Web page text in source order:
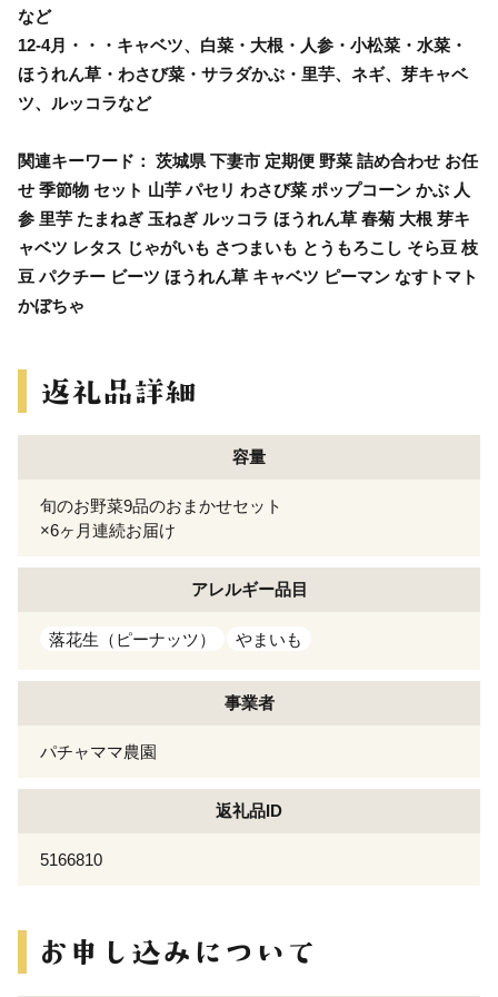
など
12-4月・・・キャベツ、白菜・大根・人参・小松菜・水菜・
ほうれん草・わさび菜・サラダかぶ・里芋、ネギ、芽キャベ
ツ、ルッコラなど
関連キーワード： 茨城県 下妻市 定期便 野菜 詰め合わせ お任
せ 季節物 セット 山芋 パセリ わさび菜 ポップコーン かぶ 人
参 里芋 たまねぎ 玉ねぎ ルッコラ ほうれん草 春菊 大根 芽キ
ャベツ レタス じゃがいも さつまいも とうもろこし そら豆 枝
豆 パクチー ビーツ ほうれん草 キャベツ ピーマン なすトマト
かぼちゃ
容量
旬のお野菜9品のおまかせセット
×6ヶ月連続お届け
アレルギー品目
落花生（ピーナッツ） やまいも
事業者
パチャママ農園
返礼品ID
5166810